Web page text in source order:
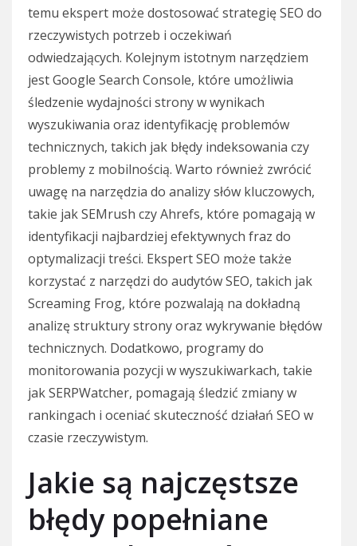
temu ekspert może dostosować strategię SEO do
rzeczywistych potrzeb i oczekiwań
odwiedzających. Kolejnym istotnym narzędziem
jest Google Search Console, które umożliwia
śledzenie wydajności strony w wynikach
wyszukiwania oraz identyfikację problemów
technicznych, takich jak błędy indeksowania czy
problemy z mobilnością. Warto również zwrócić
uwagę na narzędzia do analizy słów kluczowych,
takie jak SEMrush czy Ahrefs, które pomagają w
identyfikacji najbardziej efektywnych fraz do
optymalizacji treści. Ekspert SEO może także
korzystać z narzędzi do audytów SEO, takich jak
Screaming Frog, które pozwalają na dokładną
analizę struktury strony oraz wykrywanie błędów
technicznych. Dodatkowo, programy do
monitorowania pozycji w wyszukiwarkach, takie
jak SERPWatcher, pomagają śledzić zmiany w
rankingach i oceniać skuteczność działań SEO w
czasie rzeczywistym.
Jakie są najczęstsze
błędy popełniane